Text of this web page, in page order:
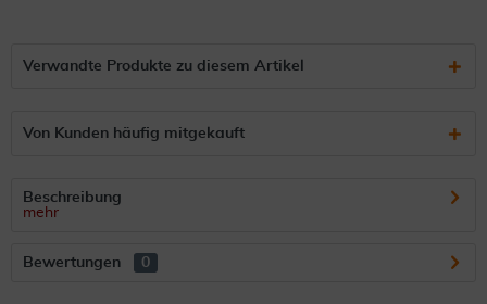
Verwandte Produkte zu diesem Artikel
Von Kunden häufig mitgekauft
Beschreibung
mehr
Bewertungen 0